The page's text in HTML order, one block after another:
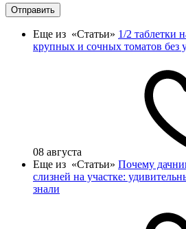
Отправить
Еще из «Статьи» 1/2 таблетки
крупных и сочных томатов без
08 августа
Еще из «Статьи» Почему
слизней на участке:
знали